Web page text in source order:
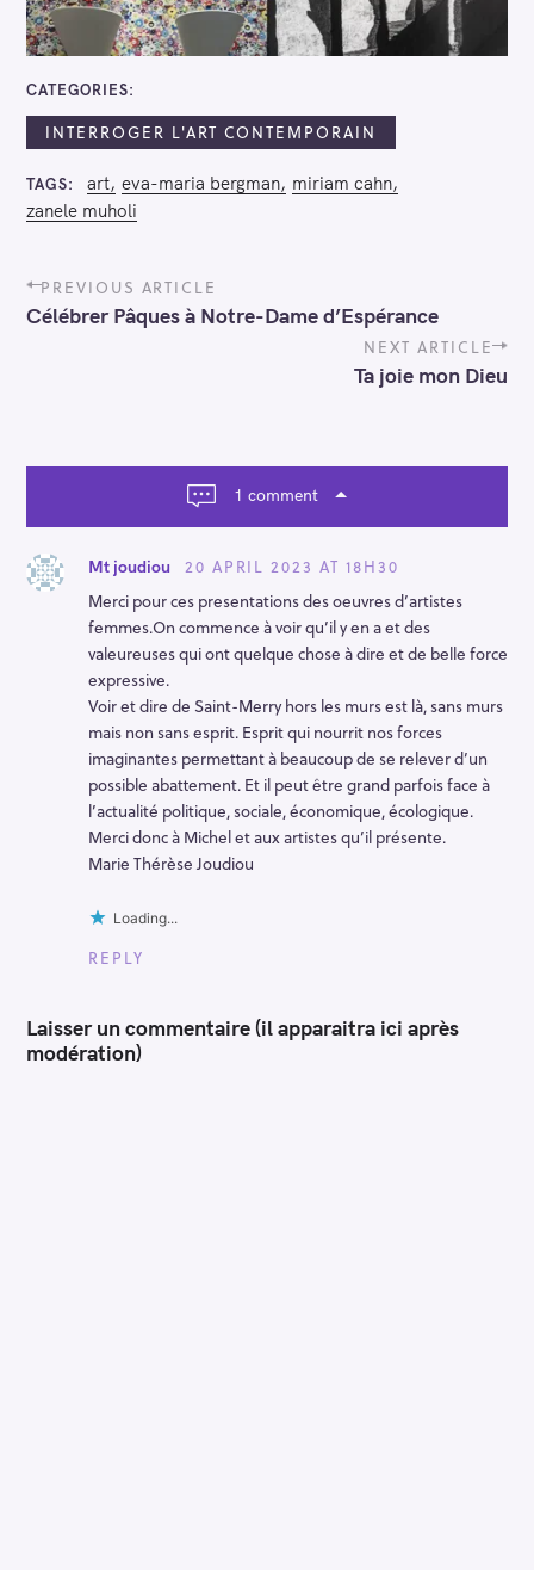
CATEGORIES
INTERROGER L'ART CONTEMPORAIN
TAGS art eva-maria bergman
miriam cahn
zanele muholi
P
o
s
g
o
n
PREVIOUS ARTICLE
Célébrer Pâques à Notre-Dame d’Espérance
NEXT ARTICLE
Ta joie mon Dieu
1 comment
Mt joudiou
20 APRIL 2023 AT 18H30
Merci pour ces presentations des oeuvres d’artistes
femmes.On commence à voir qu’il y en a et des
valeureuses qui ont quelque chose à dire et de belle force
expressive.
Voir et dire de Saint-Merry hors les murs est là, sans murs
mais non sans esprit. Esprit qui nourrit nos forces
imaginantes permettant à beaucoup de se relever d’un
possible abattement. Et il peut être grand parfois face à
l’actualité politique, sociale, économique, écologique.
Merci donc à Michel et aux artistes qu’il présente.
Marie Thérèse Joudiou
Loading...
REPLY
Laisser un commentaire (il apparaitra ici après
modération)
S
a
r
h
f
r
: